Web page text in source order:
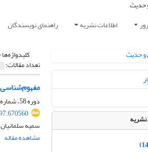
اطلاعات نشریه راهنمای نویسندگان
تعداد مقالات:
مفهوم‌شناسی
دوره 58، شماره 2، اسفند 1404، صفحه
سمیه سلمانیان
مشاهده مقاله